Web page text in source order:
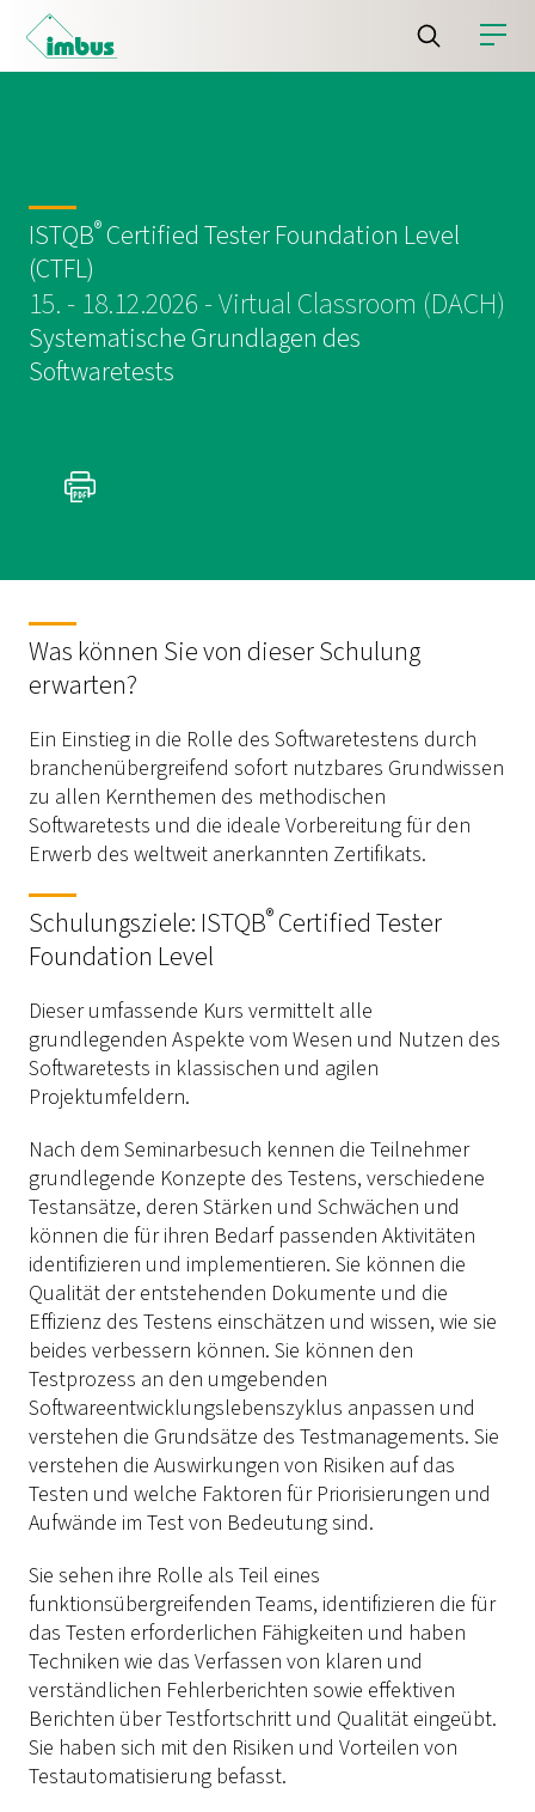
ISTQB® Certified Tester Foundation Level
(CTFL)
15. - 18.12.2026 - Virtual Classroom (DACH)
Systematische Grundlagen des
Softwaretests
Was können Sie von dieser Schulung
erwarten?
Ein Einstieg in die Rolle des Softwaretestens durch
branchenübergreifend sofort nutzbares Grundwissen
zu allen Kernthemen des methodischen
Softwaretests und die ideale Vorbereitung für den
Erwerb des weltweit anerkannten Zertifikats.
Schulungsziele: ISTQB® Certified Tester
Foundation Level
Dieser umfassende Kurs vermittelt alle
grundlegenden Aspekte vom Wesen und Nutzen des
Softwaretests in klassischen und agilen
Projektumfeldern.
Nach dem Seminarbesuch kennen die Teilnehmer
grundlegende Konzepte des Testens, verschiedene
Testansätze, deren Stärken und Schwächen und
können die für ihren Bedarf passenden Aktivitäten
identifizieren und implementieren. Sie können die
Qualität der entstehenden Dokumente und die
Effizienz des Testens einschätzen und wissen, wie sie
beides verbessern können. Sie können den
Testprozess an den umgebenden
Softwareentwicklungslebenszyklus anpassen und
verstehen die Grundsätze des Testmanagements. Sie
verstehen die Auswirkungen von Risiken auf das
Testen und welche Faktoren für Priorisierungen und
Aufwände im Test von Bedeutung sind.
Sie sehen ihre Rolle als Teil eines
funktionsübergreifenden Teams, identifizieren die für
das Testen erforderlichen Fähigkeiten und haben
Techniken wie das Verfassen von klaren und
verständlichen Fehlerberichten sowie effektiven
Berichten über Testfortschritt und Qualität eingeübt.
Sie haben sich mit den Risiken und Vorteilen von
Testautomatisierung befasst.